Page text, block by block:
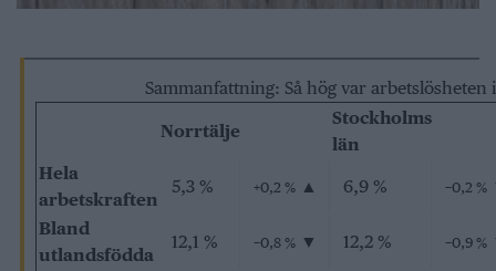
Sammanfattning: Så hög var arbetslösheten
Norrtälje
Stockholms
län
Hela
arbetskraften
5,3 % +0,2 % ▲ 6,9 % −0,2 %
Bland
utlandsfödda
12,1 % −0,8 % ▼ 12,2 % −0,9 %